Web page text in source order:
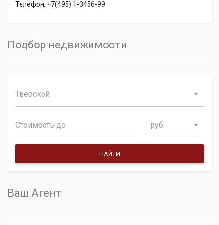
Телефон: +7(495) 1-3456-99
Подбор недвижимости
Тверской
руб.
Ваш Агент